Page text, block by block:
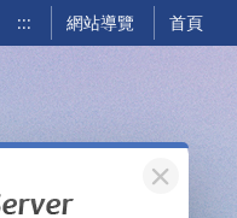
::: 網站導覽 首頁
關閉